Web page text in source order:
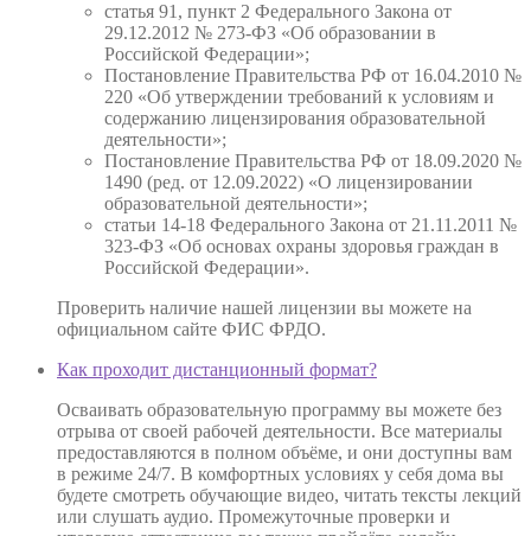
статья 91, пункт 2 Федерального Закона от
29.12.2012 № 273-ФЗ «Об образовании в
Российской Федерации»;
Постановление Правительства РФ от 16.04.2010 №
220 «Об утверждении требований к условиям и
содержанию лицензирования образовательной
деятельности»;
Постановление Правительства РФ от 18.09.2020 №
1490 (ред. от 12.09.2022) «О лицензировании
образовательной деятельности»;
статьи 14-18 Федерального Закона от 21.11.2011 №
323-ФЗ «Об основах охраны здоровья граждан в
Российской Федерации».
Проверить наличие нашей лицензии вы можете на
официальном сайте ФИС ФРДО.
Как проходит дистанционный формат?
Осваивать образовательную программу вы можете без
отрыва от своей рабочей деятельности. Все материалы
предоставляются в полном объёме, и они доступны вам
в режиме 24/7. В комфортных условиях у себя дома вы
будете смотреть обучающие видео, читать тексты лекций
или слушать аудио. Промежуточные проверки и